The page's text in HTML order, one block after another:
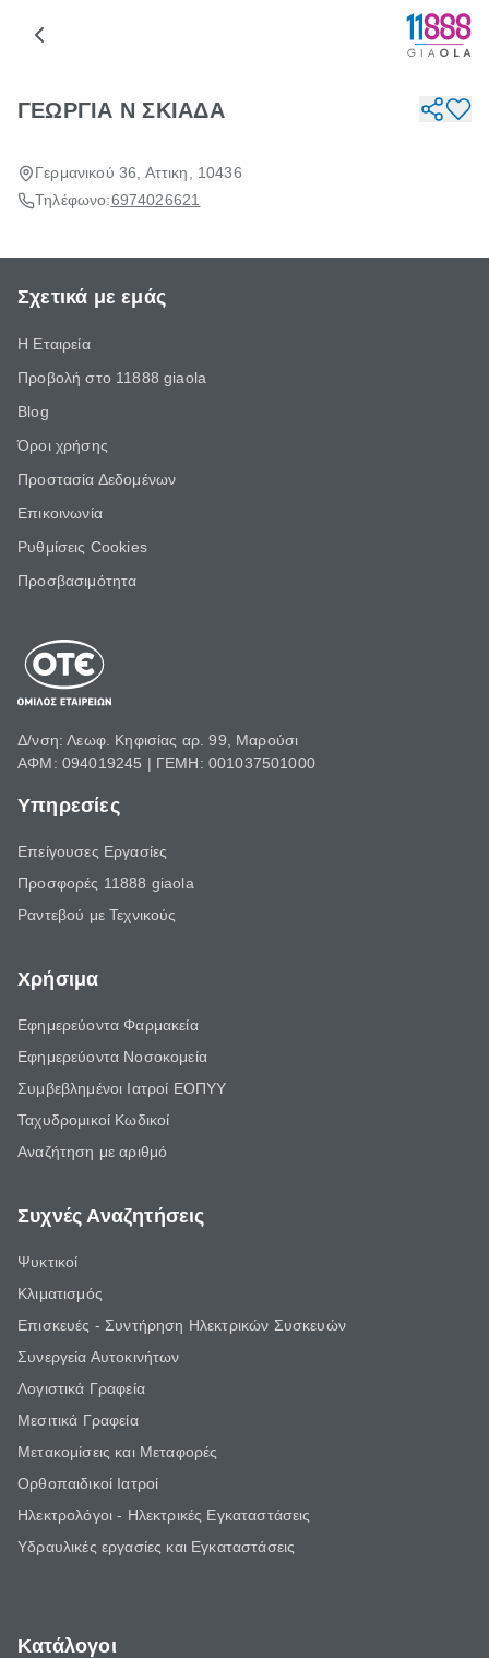
ΓΕΩΡΓΙΑ Ν ΣΚΙΑΔΑ
Γερμανικού 36, Αττικη, 10436
Τηλέφωνο:6974026621
Σχετικά με εμάς
Η Εταιρεία
Προβολή στο 11888 giaola
Blog
Όροι χρήσης
Προστασία Δεδομένων
Επικοινωνία
Ρυθμίσεις Cookies
Προσβασιμότητα
Δ/νση: Λεωφ. Κηφισίας αρ. 99, Μαρούσι
ΑΦΜ: 094019245 | ΓΕΜΗ: 001037501000
Υπηρεσίες
Επείγουσες Εργασίες
Προσφορές 11888 giaola
Ραντεβού με Τεχνικούς
Χρήσιμα
Εφημερεύοντα Φαρμακεία
Εφημερεύοντα Νοσοκομεία
Συμβεβλημένοι Ιατροί ΕΟΠΥΥ
Ταχυδρομικοί Κωδικοί
Αναζήτηση με αριθμό
Συχνές Αναζητήσεις
Ψυκτικοί
Κλιματισμός
Επισκευές - Συντήρηση Ηλεκτρικών Συσκευών
Συνεργεία Αυτοκινήτων
Λογιστικά Γραφεία
Μεσιτικά Γραφεία
Μετακομίσεις και Μεταφορές
Ορθοπαιδικοί Ιατροί
Ηλεκτρολόγοι - Ηλεκτρικές Εγκαταστάσεις
Υδραυλικές εργασίες και Εγκαταστάσεις
Κατάλογοι